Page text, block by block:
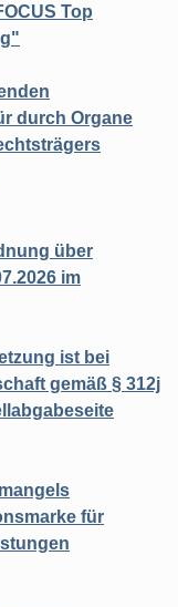
Top
durch Organe
über
im
ist bei
gemäß § 312j
für